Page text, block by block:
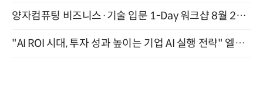
양자컴퓨팅 비즈니스·기술 입문 1-Day 워크샵 8월 28일 개최
"AI ROI 시대, 투자 성과 높이는 기업 AI 실행 전략" 엘타워 6층 (9월 18일)